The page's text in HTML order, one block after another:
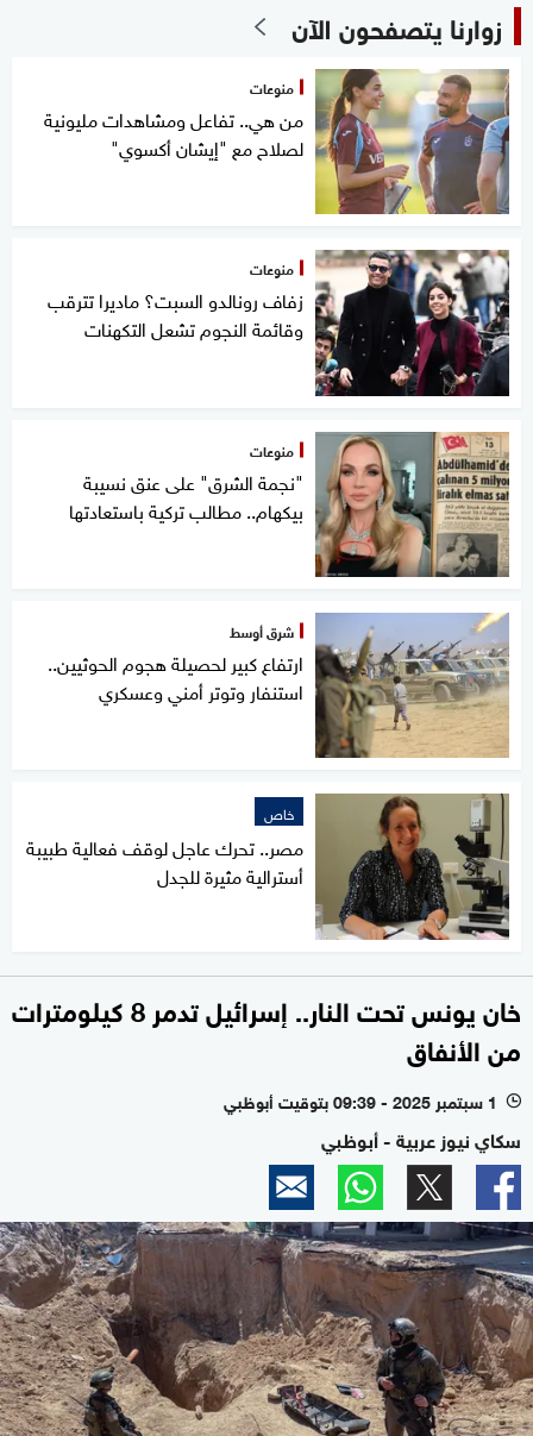
زوارنا يتصفحون الآن
منوعات
من هي.. تفاعل ومشاهدات مليونية
لصلاح مع "إيشان أكسوي"
منوعات
زفاف رونالدو السبت؟ ماديرا تترقب
وقائمة النجوم تشعل التكهنات
منوعات
"نجمة الشرق" على عنق نسيبة
بيكهام.. مطالب تركية باستعادتها
شرق أوسط
ارتفاع كبير لحصيلة هجوم الحوثيين..
استنفار وتوتر أمني وعسكري
خاص
مصر.. تحرك عاجل لوقف فعالية طبيبة
أسترالية مثيرة للجدل
خان يونس تحت النار.. إسرائيل تدمر 8 كيلومترات
من الأنفاق
l 1 سبتمبر 2025 - 09:39 بتوقيت أبوظبي
سكاي نيوز عربية - أبوظبي